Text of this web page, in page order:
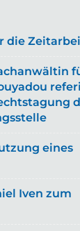
die
eines
Iven zum